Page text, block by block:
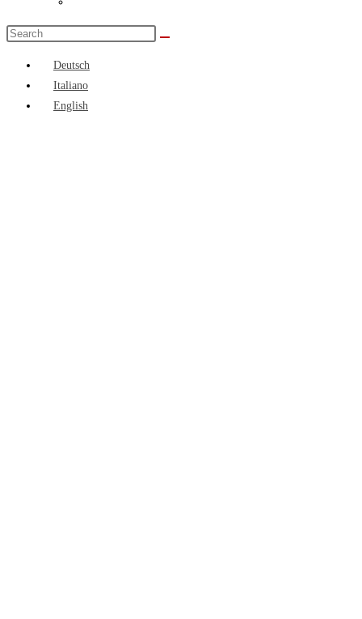
Search
Deutsch
Italiano
English